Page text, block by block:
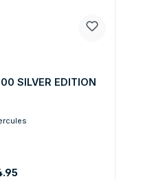
SILVER EDITION
Preis: